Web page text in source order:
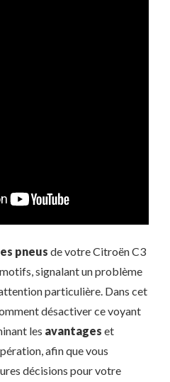
pneus de votre Citroën C3
signalant un problème
particulière. Dans cet
désactiver ce voyant
les avantages et
afin que vous
décisions pour votre